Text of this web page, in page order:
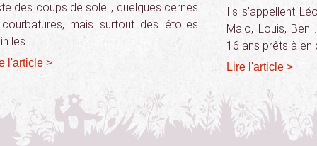
des coups de soleil, quelques cernes
mais surtout des étoiles
les…
l'article >
Ils s’appellent
Malo, Louis,
16 ans prêts à
Lire l'article >